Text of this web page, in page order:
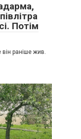
Потім
раніше жив.